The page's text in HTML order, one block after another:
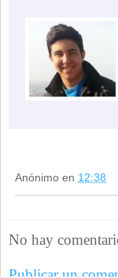
Anónimo en 12:38
No hay
Publicar un